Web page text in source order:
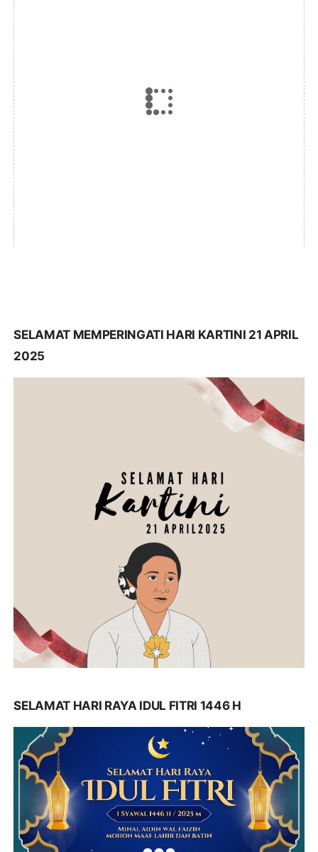
SELAMAT MEMPERINGATI HARI KARTINI 21 APRIL
2025
SELAMAT HARI RAYA IDUL FITRI 1446 H